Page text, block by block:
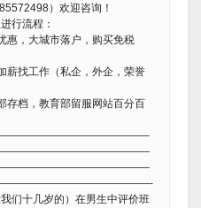
）欢迎咨询！
行流程：
惠，大城市落户，购买免税
薪找工作（私企，外企，荣誉
存档，教育部留服网站百分百
十几岁的）在男生中评价班